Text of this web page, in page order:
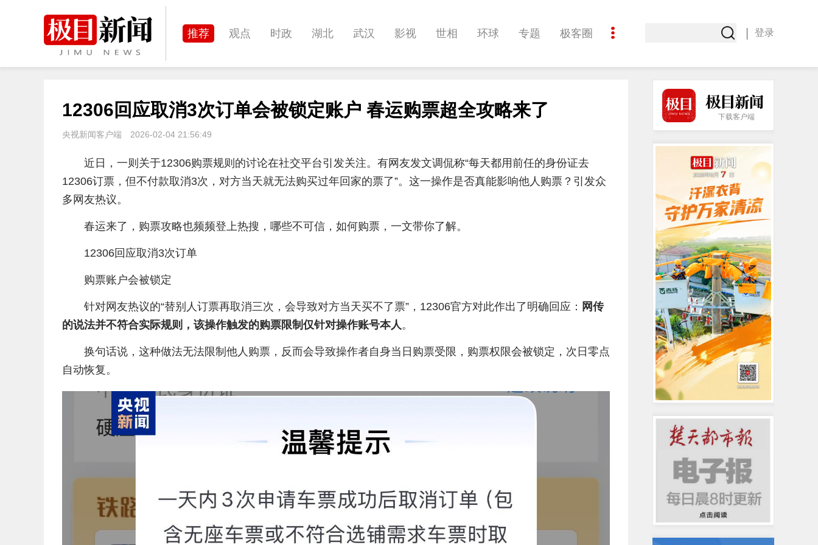
推荐 观点 时政 湖北 武汉 影视 世相 环球 专题 极客圈
文化 体育 娱乐 影像 帅作文 International 职教院 酒道
登录
12306回应取消3次订单会被锁定账户 春运购票超全攻略来了
央视新闻客户端 2026-02-04 21:56:49
近日，一则关于12306购票规则的讨论在社交平台引发关注。有网友发文调侃称“每天都用前任的身份证去
12306订票，但不付款取消3次，对方当天就无法购买过年回家的票了”。这一操作是否真能影响他人购票？引发众
多网友热议。
春运来了，购票攻略也频频登上热搜，哪些不可信，如何购票，一文带你了解。
12306回应取消3次订单
购票账户会被锁定
针对网友热议的“替别人订票再取消三次，会导致对方当天买不了票”，12306官方对此作出了明确回应： 网传
的说法并不符合实际规则，该操作触发的购票限制仅针对操作账号本人。
换句话说，这种做法无法限制他人购票，反而会导致操作者自身当日购票受限，购票权限会被锁定，次日零点
自动恢复。
下载客户端